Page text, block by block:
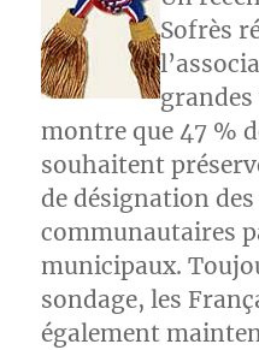
Sofrès
grandes
montre que 47 %
souhaitent
de désignation
communautaires
municipaux.
sondage, les
également